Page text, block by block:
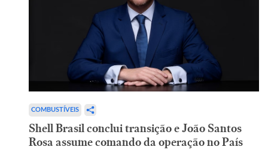
COMBUSTÍVEIS
Shell Brasil conclui transição e João Santos
Rosa assume comando da operação no País